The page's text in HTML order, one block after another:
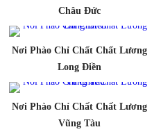
Châu Đức
Nơi Phào Chỉ Chất Chất Lương
Long Điền
Nơi Phào Chỉ Chất Chất Lương
Vũng Tàu